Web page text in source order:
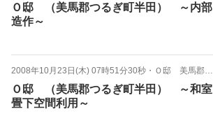
Ｏ邸 （美馬郡つるぎ町半田） ～内部
造作～
2008年10月23日(木) 07時51分30秒 ・ Ｏ邸 美馬郡つるぎ町半田
Ｏ邸 （美馬郡つるぎ町半田） ～和室
畳下空間利用～